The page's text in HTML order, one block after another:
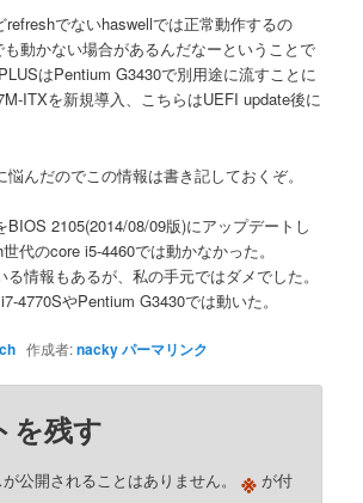
refreshでないhaswellでは正常動作するの
動かない場合があるんだなーということで
はPentium G3430で別用途に流すことに
ITXを新規導入、こちらはUEFI update後に
んだのでこの情報は書き記しておくぞ。
BIOS 2105(2014/08/09版)にアップデートし
代のcore i5-4460では動かなかった。
情報もあるが、私の手元ではダメでした。
4770SやPentium G3430では動いた。
作成者:nackyパーマリンク
を残す
公開されることはありません。 ※ が付